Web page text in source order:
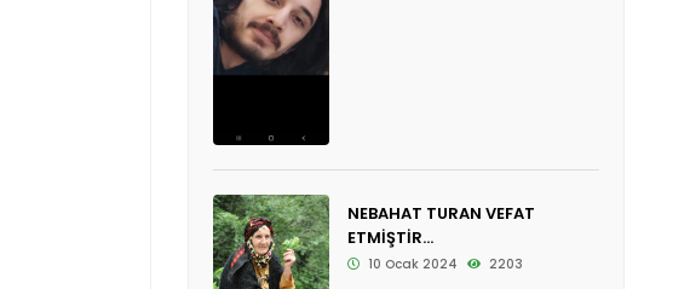
NEBAHAT TURAN VEFAT
ETMİŞTİR...
10 Ocak 2024 2203